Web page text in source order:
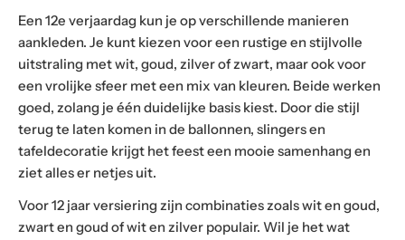
Een 12e verjaardag kun je op verschillende manieren
aankleden. Je kunt kiezen voor een rustige en stijlvolle
uitstraling met wit, goud, zilver of zwart, maar ook voor
een vrolijke sfeer met een mix van kleuren. Beide werken
goed, zolang je één duidelijke basis kiest. Door die stijl
terug te laten komen in de ballonnen, slingers en
tafeldecoratie krijgt het feest een mooie samenhang en
ziet alles er netjes uit.
Voor 12 jaar versiering zijn combinaties zoals wit en goud,
zwart en goud of wit en zilver populair. Wil je het wat